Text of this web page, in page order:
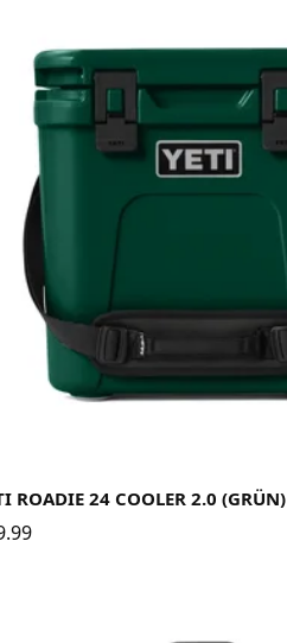
ROADIE 24 COOLER 2.0 (GRÜN)